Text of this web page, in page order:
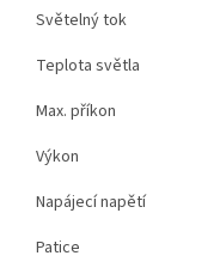
Světelný tok
Teplota světla
Max. příkon
Výkon
Napájecí napětí
Patice